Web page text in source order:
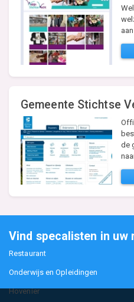
Gemeente Stichtse
de
Vind specalisten in uw
Restaurant
Onderwijs en Opleidingen
Hovenier